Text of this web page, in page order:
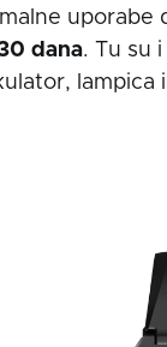
uporabe
dana. Tu su
lampica